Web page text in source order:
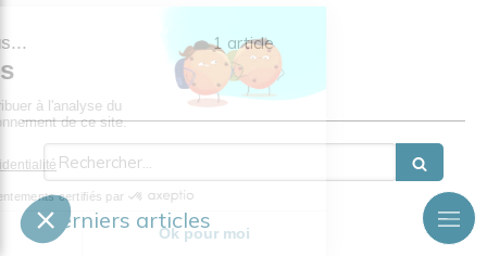
1 article
Rechercher
Derniers articles